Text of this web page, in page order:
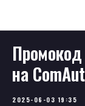
на
2025-06-03 19:35